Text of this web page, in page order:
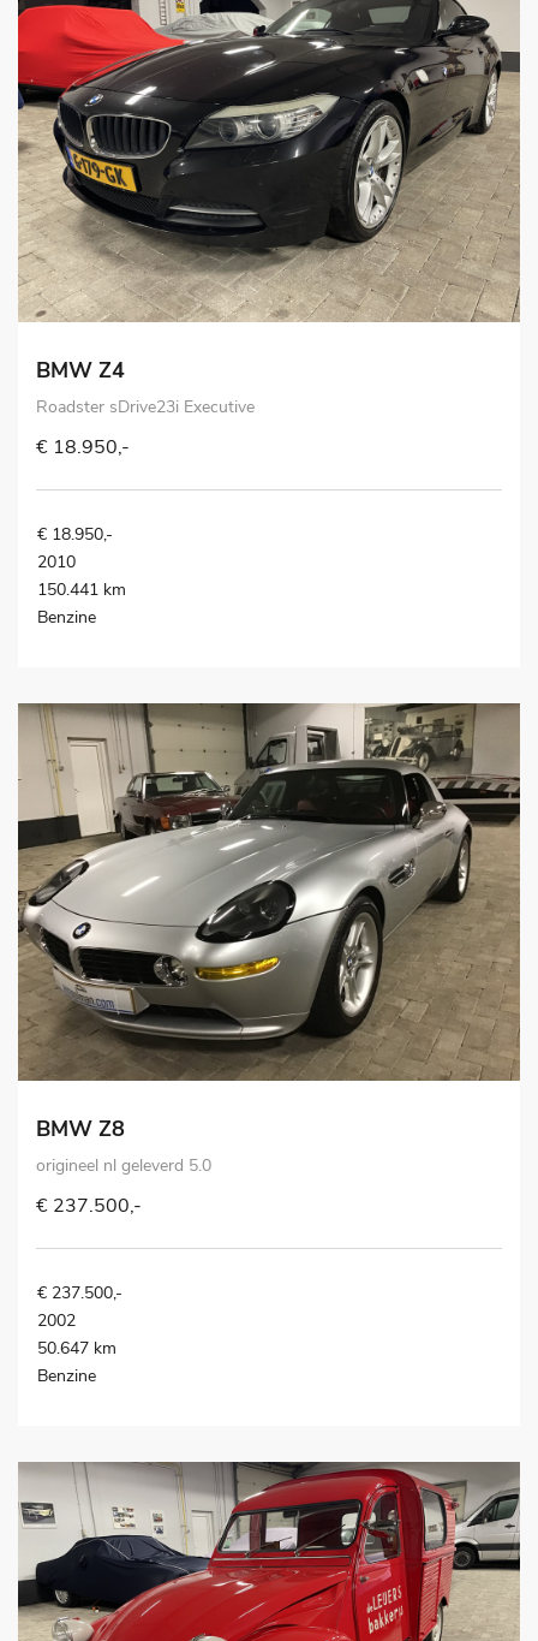
BMW Z4
Roadster sDrive23i Executive
€ 18.950,-
€ 18.950,-
2010
150.441 km
Benzine
BMW Z8
origineel nl geleverd 5.0
€ 237.500,-
€ 237.500,-
2002
50.647 km
Benzine